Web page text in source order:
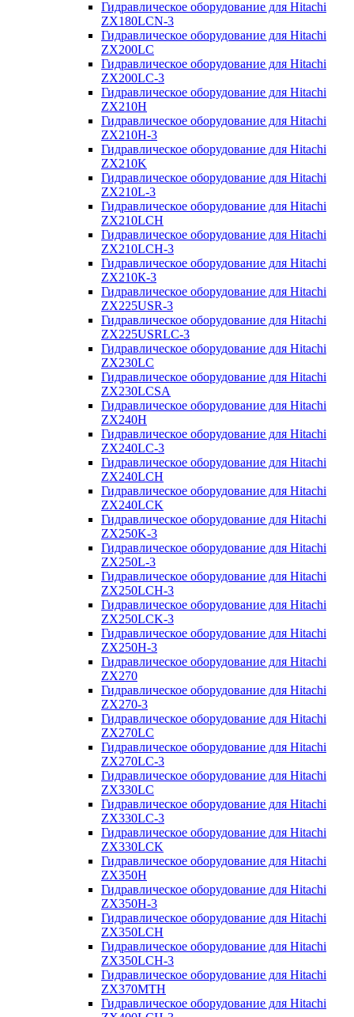
Гидравлическое оборудование для Hitachi
ZX180LCN-3
Гидравлическое оборудование для Hitachi
ZX200LC
Гидравлическое оборудование для Hitachi
ZX200LC-3
Гидравлическое оборудование для Hitachi
ZX210H
Гидравлическое оборудование для Hitachi
ZX210H-3
Гидравлическое оборудование для Hitachi
ZX210K
Гидравлическое оборудование для Hitachi
ZX210L-3
Гидравлическое оборудование для Hitachi
ZX210LCH
Гидравлическое оборудование для Hitachi
ZX210LCH-3
Гидравлическое оборудование для Hitachi
ZX210К-3
Гидравлическое оборудование для Hitachi
ZX225USR-3
Гидравлическое оборудование для Hitachi
ZX225USRLC-3
Гидравлическое оборудование для Hitachi
ZX230LC
Гидравлическое оборудование для Hitachi
ZX230LCSA
Гидравлическое оборудование для Hitachi
ZX240H
Гидравлическое оборудование для Hitachi
ZX240LC-3
Гидравлическое оборудование для Hitachi
ZX240LCH
Гидравлическое оборудование для Hitachi
ZX240LCK
Гидравлическое оборудование для Hitachi
ZX250K-3
Гидравлическое оборудование для Hitachi
ZX250L-3
Гидравлическое оборудование для Hitachi
ZX250LCH-3
Гидравлическое оборудование для Hitachi
ZX250LCK-3
Гидравлическое оборудование для Hitachi
ZX250Н-3
Гидравлическое оборудование для Hitachi
ZX270
Гидравлическое оборудование для Hitachi
ZX270-3
Гидравлическое оборудование для Hitachi
ZX270LC
Гидравлическое оборудование для Hitachi
ZX270LC-3
Гидравлическое оборудование для Hitachi
ZX330LC
Гидравлическое оборудование для Hitachi
ZX330LC-3
Гидравлическое оборудование для Hitachi
ZX330LCK
Гидравлическое оборудование для Hitachi
ZX350H
Гидравлическое оборудование для Hitachi
ZX350H-3
Гидравлическое оборудование для Hitachi
ZX350LCH
Гидравлическое оборудование для Hitachi
ZX350LCH-3
Гидравлическое оборудование для Hitachi
ZX370MTH
Гидравлическое оборудование для Hitachi